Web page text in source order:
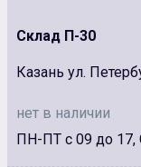
Склад П-30
Казань ул.
нет в наличии
ПН-ПТ с 09 до